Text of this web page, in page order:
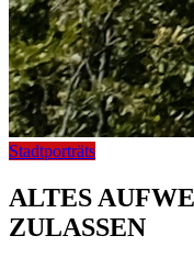
Stadtporträts
ALTES
ZULASSEN